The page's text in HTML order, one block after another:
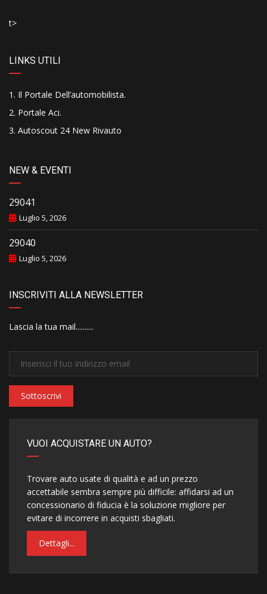
t>
LINKS UTILI
Il Portale Dell’automobilista.
Portale Aci.
Autoscout 24 New Rivauto
NEW & EVENTI
29041
Luglio 5, 2026
29040
Luglio 5, 2026
INSCRIVITI ALLA NEWSLETTER
Lascia la tua mail..........
Sottoscrivi
VUOI ACQUISTARE UN AUTO?
Trovare auto usate di qualità e ad un prezzo
accettabile sembra sempre più difficile: affidarsi ad un
concessionario di fiducia è la soluzione migliore per
evitare di incorrere in acquisti sbagliati.
Dettagli...